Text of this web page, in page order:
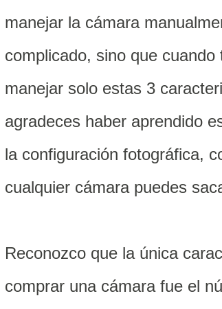
manejar la cámara
complicado, sino que
manejar solo estas 3
agradeces haber aprendido
la configuración fotográfica,
cualquier cámara puedes
Reconozco que la única
comprar una cámara fue el